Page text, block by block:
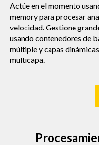
Actúe en el momento
memory para procesar
velocidad. Gestione
usando contenedores de
múltiple y capas
multicapa.​